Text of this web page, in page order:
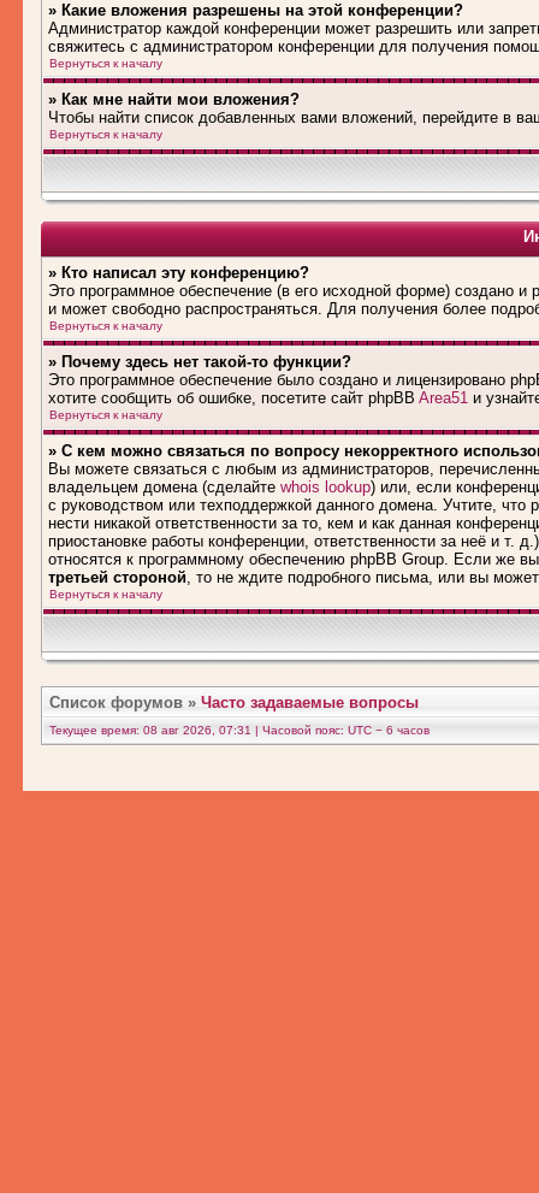
» Какие вложения разрешены на этой конференции?
Администратор каждой конференции может разрешить или
свяжитесь с администратором конференции для получения
Вернуться к началу
» Как мне найти мои вложения?
Чтобы найти список добавленных вами вложений, перейдите в
Вернуться к началу
» Кто написал эту конференцию?
Это программное обеспечение (в его исходной форме) создано и
и может свободно распространяться. Для получения более
Вернуться к началу
» Почему здесь нет такой-то функции?
Это программное обеспечение было создано и лицензировано
хотите сообщить об ошибке, посетите сайт phpBB Area51 и
Вернуться к началу
» С кем можно связаться по вопросу некорректного
Вы можете связаться с любым из администраторов,
владельцем домена (сделайте whois lookup) или, если
с руководством или техподдержкой данного домена. Учтите, что
нести никакой ответственности за то, кем и как данная
приостановке работы конференции, ответственности за неё и т.
относятся к программному обеспечению phpBB Group. Если же
третьей стороной, то не ждите подробного письма, или вы
Вернуться к началу
Список форумов » Часто задаваемые вопросы
Текущее время: 08 авг 2026, 07:31 | Часовой пояс: UTC − 6 часов